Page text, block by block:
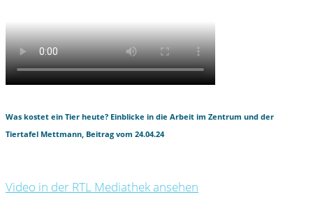
Was kostet ein Tier heute? Einblicke in die Arbeit im Zentrum und der
Tiertafel Mettmann, Beitrag vom 24.04.24
Video in der RTL Mediathek ansehen